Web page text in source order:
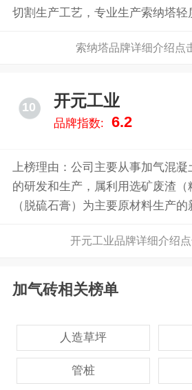
切割生产工艺，专业生产索纳塔
索纳塔品牌详细介绍点
10 开元工业
品牌指数: 6.2
上榜理由：公司主要从事加气混凝
的研发和生产，属利用选矿废渣（
（脱硫石膏）为主要原材料生产
放射性等优点，是目前主流的新型
开元工业品牌详细介绍
加气砖相关榜单
人造草坪
管桩